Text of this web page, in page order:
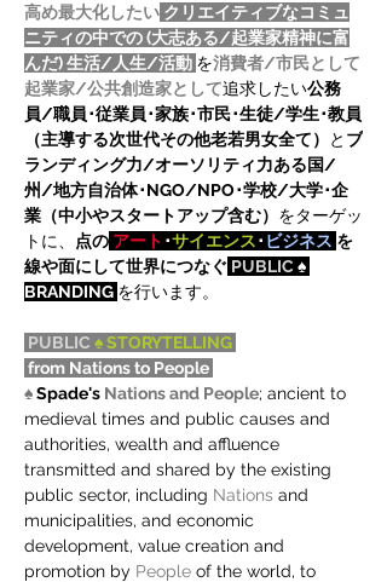
高め最大化したい クリエイティブなコミュ
ニティの中での (大志ある/起業家精神に富
んだ) 生活/人生/活動 を消費者/市民として
起業家/公共創造家として追求したい公務
員/職員･従業員･家族･市民･生徒/学生･教員
（主導する次世代その他老若男女全て）
と ブ
ランディング力/オーソリティ力ある国/
州/地方自治体･NGO/NPO･学校/大学･企
業（中小やスタートアップ含む） をターゲッ
トに、
点の アート ･サイエンス･ ビジネス を
線や面にして世界につなぐ PUBLIC ♠
BRANDING を行います。
PUBLIC ♠ STORYTELLING
from Nations to People
♠ Spade's Nations and People; ancient to
medieval times and public causes and
authorities, wealth and affluence
transmitted and shared by the existing
public sector, including Nations and
municipalities, and economic
development, value creation and
promotion by People of the world, to